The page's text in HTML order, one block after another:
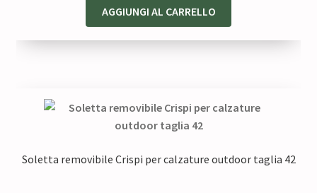
AGGIUNGI AL CARRELLO
Soletta removibile Crispi per calzature outdoor taglia 42